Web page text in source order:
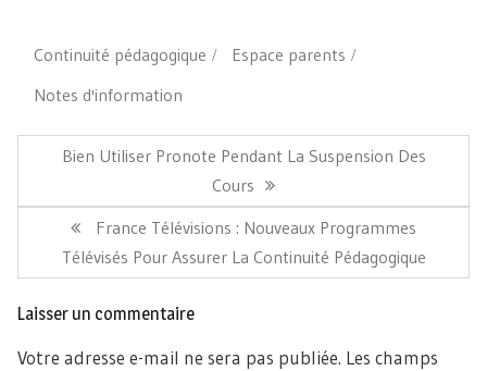
Continuité pédagogique
Espace parents
Notes d'information
Navigation
Article
Bien Utiliser Pronote Pendant La Suspension Des
Cours
Article
Suivant:
France Télévisions : Nouveaux Programmes
Télévisés Pour Assurer La Continuité Pédagogique
Laisser un commentaire
Votre adresse e-mail ne sera pas publiée. Les champs